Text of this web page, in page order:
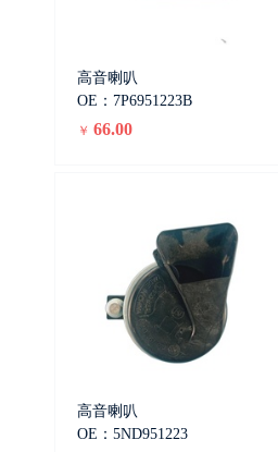
高音喇叭
OE：7P6951223B
￥ 66.00
高音喇叭
OE：5ND951223